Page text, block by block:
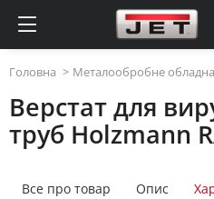
Головна Металообробне
Верстат для
труб Holzmann
Все про товар Опис